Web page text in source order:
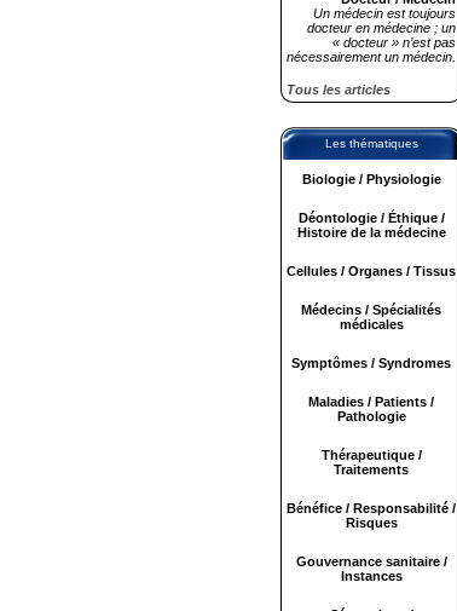
Un médecin est toujours
docteur en médecine ; un
« docteur » n’est pas
nécessairement un médecin.
Tous les articles
Les thématiques
Biologie / Physiologie
Déontologie / Éthique /
Histoire de la médecine
Cellules / Organes / Tissus
Médecins / Spécialités
médicales
Symptômes / Syndromes
Maladies / Patients /
Pathologie
Thérapeutique /
Traitements
Bénéfice / Responsabilité /
Risques
Gouvernance sanitaire /
Instances